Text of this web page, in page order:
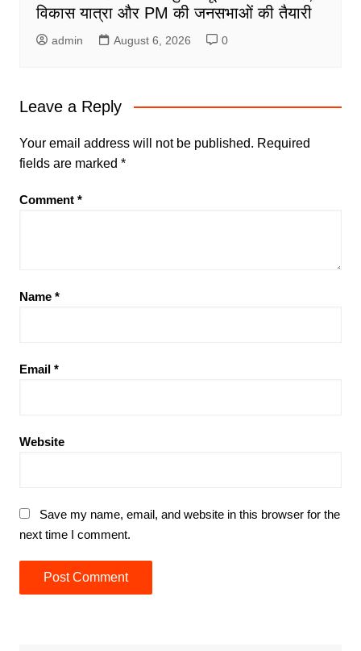
विकास यात्रा और PM की जनसभाओं की तैयारी
admin August 6, 2026 0
Leave a Reply
Your email address will not be published. Required
fields are marked *
Comment *
Name *
Email *
Website
Save my name, email, and website in this browser for the
next time I comment.